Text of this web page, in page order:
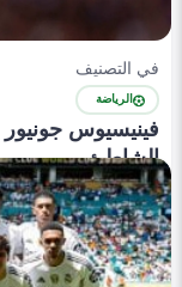
في التصنيف
الرياضة
فينيسيوس
الشاطئ
Yasmen alaa